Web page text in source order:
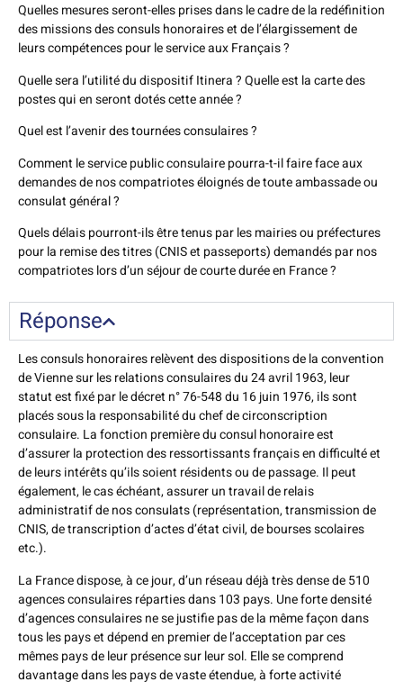
Quelles mesures seront-elles prises dans le cadre de la redéfinition
des missions des consuls honoraires et de l’élargissement de
leurs compétences pour le service aux Français ?
Quelle sera l’utilité du dispositif Itinera ? Quelle est la carte des
postes qui en seront dotés cette année ?
Quel est l’avenir des tournées consulaires ?
Comment le service public consulaire pourra-t-il faire face aux
demandes de nos compatriotes éloignés de toute ambassade ou
consulat général ?
Quels délais pourront-ils être tenus par les mairies ou préfectures
pour la remise des titres (CNIS et passeports) demandés par nos
compatriotes lors d’un séjour de courte durée en France ?
Réponse
Les consuls honoraires relèvent des dispositions de la convention
de Vienne sur les relations consulaires du 24 avril 1963, leur
statut est fixé par le décret n° 76-548 du 16 juin 1976, ils sont
placés sous la responsabilité du chef de circonscription
consulaire. La fonction première du consul honoraire est
d’assurer la protection des ressortissants français en difficulté et
de leurs intérêts qu’ils soient résidents ou de passage. Il peut
également, le cas échéant, assurer un travail de relais
administratif de nos consulats (représentation, transmission de
CNIS, de transcription d’actes d’état civil, de bourses scolaires
etc.).
La France dispose, à ce jour, d’un réseau déjà très dense de 510
agences consulaires réparties dans 103 pays. Une forte densité
d’agences consulaires ne se justifie pas de la même façon dans
tous les pays et dépend en premier de l’acceptation par ces
mêmes pays de leur présence sur leur sol. Elle se comprend
davantage dans les pays de vaste étendue, à forte activité